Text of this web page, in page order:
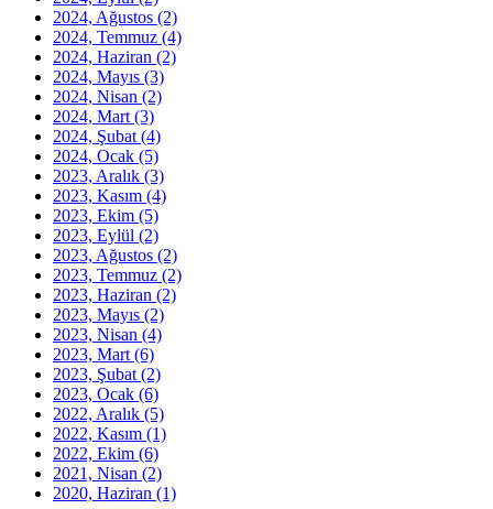
2024, Ağustos (2)
2024, Temmuz (4)
2024, Haziran (2)
2024, Mayıs (3)
2024, Nisan (2)
2024, Mart (3)
2024, Şubat (4)
2024, Ocak (5)
2023, Aralık (3)
2023, Kasım (4)
2023, Ekim (5)
2023, Eylül (2)
2023, Ağustos (2)
2023, Temmuz (2)
2023, Haziran (2)
2023, Mayıs (2)
2023, Nisan (4)
2023, Mart (6)
2023, Şubat (2)
2023, Ocak (6)
2022, Aralık (5)
2022, Kasım (1)
2022, Ekim (6)
2021, Nisan (2)
2020, Haziran (1)